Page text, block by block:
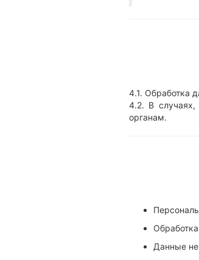
4.1. Обработка
4.2. В случаях,
органам.
Данные не